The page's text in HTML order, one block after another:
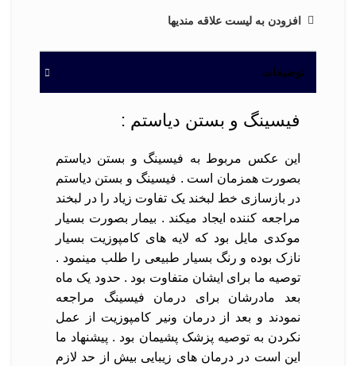
افزودن به لیست علاقه مندیها
توضیحات
فیسینگ و بستن دیاستم :
این عکس مربوط به فیسینگ و بستن دیاستم
بصورت همزمان است . فیسینگ و بستن دیاستم
در بازسازی خط لبخند یک تفاوت زیاد را در لبخند
مراجعه کننده ایجاد میکند . بیمار بصورت بسیار
موکدی مایل بود که لایه های کامپوزیت بسیار
نازک بوده و رنگ بسیار طبیعی را طلب مینمود .
توصیه ما برای ایشان متفاوت بود . حدود یک ماه
بعد مادرشان برای درمان فیسینگ مراجعه
نمودند و بعد از درمان ونیر کامپوزیت از عمل
نکردن به توصیه پزشک پشیمان بود . پیشنهاد ما
این است در درمان های زیبایی بیش از حد لازم